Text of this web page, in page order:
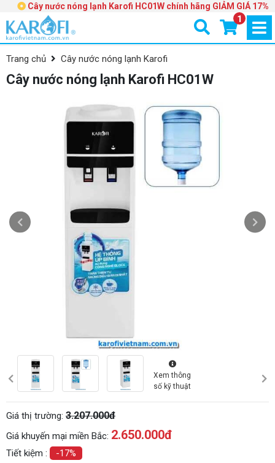
Cây nước nóng lạnh Karofi HC01W chính hãng GIẢM GIÁ 17%
1
Trang chủ Cây nước nóng lạnh Karofi
Cây nước nóng lạnh Karofi HC01W
Xem thông
số kỹ thuật
Giá thị trường: 3.207.000đ
Giá khuyến mại miền Bắc: 2.650.000đ
Tiết kiệm :
-17%